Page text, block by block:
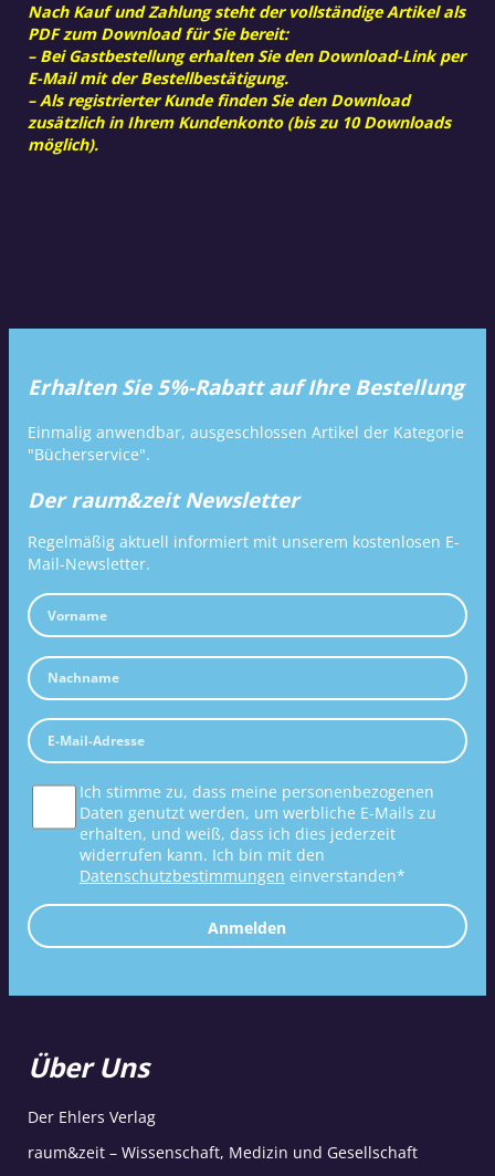
Nach Kauf und Zahlung steht der vollständige Artikel als
PDF zum Download für Sie bereit:
– Bei Gastbestellung erhalten Sie den Download-Link per
E-Mail mit der Bestellbestätigung.
– Als registrierter Kunde finden Sie den Download
zusätzlich in Ihrem Kundenkonto (bis zu 10 Downloads
möglich).
Erhalten Sie 5%-Rabatt auf Ihre Bestellung
Einmalig anwendbar, ausgeschlossen Artikel der Kategorie
"Bücherservice".
Der raum&zeit Newsletter
Regelmäßig aktuell informiert mit unserem kostenlosen E-
Mail-Newsletter.
Ich stimme zu, dass meine personenbezogenen
Daten genutzt werden, um werbliche E-Mails zu
erhalten, und weiß, dass ich dies jederzeit
widerrufen kann. Ich bin mit den
Datenschutzbestimmungen einverstanden*
Anmelden
Über Uns
Der Ehlers Verlag
raum&zeit – Wissenschaft, Medizin und Gesellschaft